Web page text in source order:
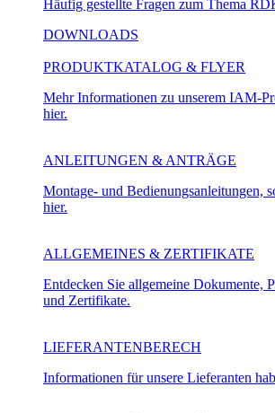
Häufig gestellte Fragen zum Thema
DOWNLOADS
PRODUKTKATALOG & FLYER
Mehr Informationen zu unserem IAM-
hier.
ANLEITUNGEN & ANTRÄGE
Montage- und Bedienungsanleitungen,
hier.
ALLGEMEINES & ZERTIFIKATE
Entdecken Sie allgemeine Dokumente,
und Zertifikate.
LIEFERANTENBERECH
Informationen für unsere Lieferanten